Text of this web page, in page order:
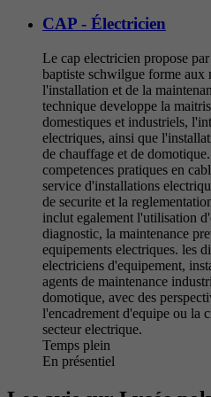
CAP - Électricien
Le cap electricien propose
baptiste schwilgue forme aux
l'installation et de la
technique developpe la
domestiques et industriels,
electriques, ainsi que
de chauffage et de
competences pratiques en
service d'installations
de securite et la
inclut egalement l'utilisation
diagnostic, la maintenance
equipements electriques. les
electriciens d'equipement,
agents de maintenance
domotique, avec des
l'encadrement d'equipe ou la
secteur electrique.
Temps plein
En présentiel